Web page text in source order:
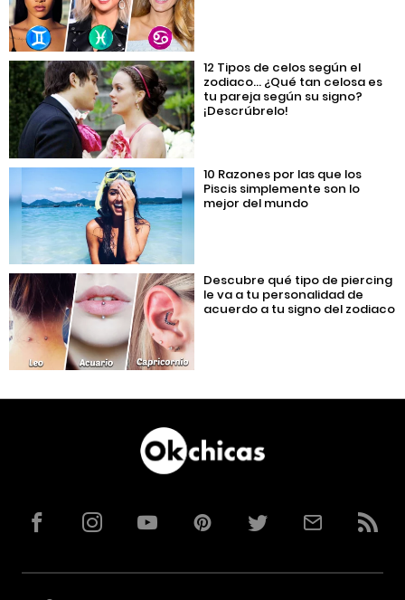
12 Tipos de celos según el
zodiaco… ¿Qué tan celosa es
tu pareja según su signo?
¡Descrúbrelo!
10 Razones por las que los
Piscis simplemente son lo
mejor del mundo
Descubre qué tipo de piercing
le va a tu personalidad de
acuerdo a tu signo del zodiaco
FacebookInstagramYouTubePinterestTwitterCorreoRSS